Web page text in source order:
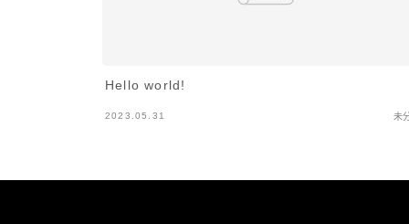
Hello world!
2023.05.31 未